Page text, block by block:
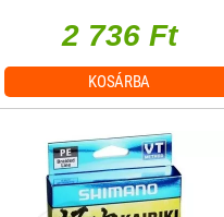
2 736 Ft
KOSÁRBA